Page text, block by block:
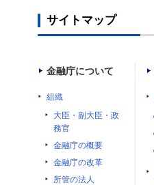
サイトマップ
金融庁について
組織
大臣・副大臣・政
務官
金融庁の概要
金融庁の改革
所管の法人